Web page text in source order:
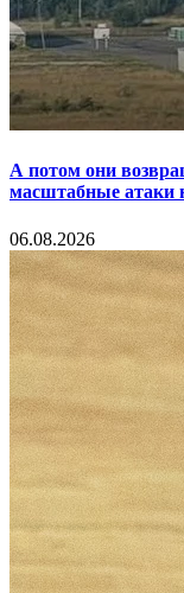
А потом они
масштабные атаки
06.08.2026